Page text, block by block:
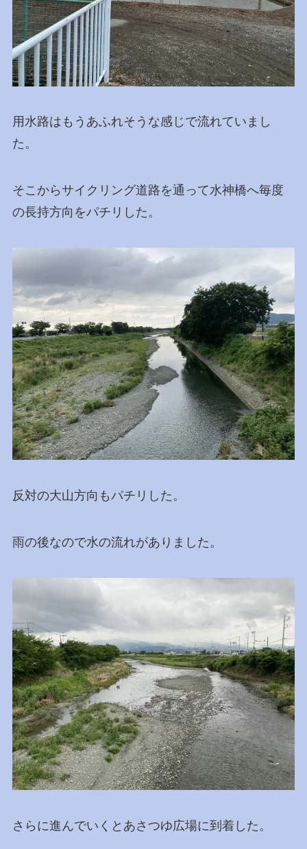
用水路はもうあふれそうな感じで流れていまし
た。
そこからサイクリング道路を通って水神橋へ毎度
の長持方向をパチリした。
反対の大山方向もパチリした。
雨の後なので水の流れがありました。
さらに進んでいくとあさつゆ広場に到着した。